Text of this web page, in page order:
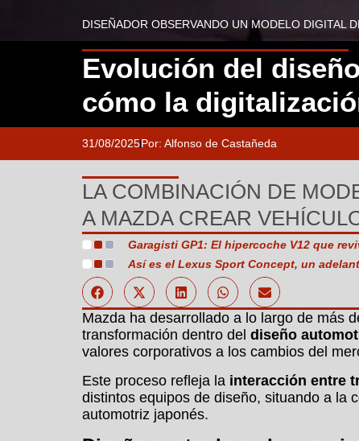
DISEÑADOR OBSERVANDO UN MODELO DIGITAL
Evolución del
cómo la
31/08/2025Por: Alfonso de Castañeda
LA COMBINACIÓN DE
A MAZDA CREAR
Garagisti GP1: El hipercoche V12 que
Así es el Lexus Sport Concept, un
Mazda ha desarrollado a lo largo de más
transformación dentro del diseño
valores corporativos a los cambios del
Este proceso refleja la interacción entre
distintos equipos de diseño, situando a la
automotriz japonés.